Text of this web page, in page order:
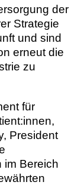
der
Strategie
und sind
erneut die
zu
für
President
im Bereich